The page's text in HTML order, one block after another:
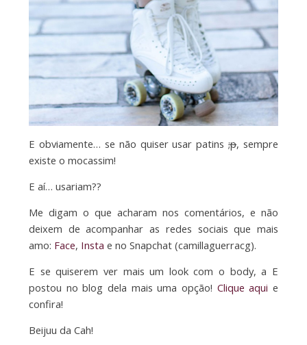
E obviamente… se não quiser usar patins;p, sempre
existe o mocassim!
E aí… usariam??
Me digam o que acharam nos comentários, e não
deixem de acompanhar as redes sociais que mais
amo: Face, Insta e no Snapchat (camillaguerracg).
E se quiserem ver mais um look com o body, a E
postou no blog dela mais uma opção! Clique aqui e
confira!
Beijuu da Cah!